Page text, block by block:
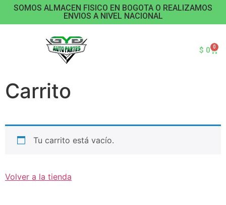
SOMOS ALMACEN FISICO EN BOGOTA O REALIZAMOS
ENVIOS A NIVEL NACIONAL
$ 0 0
Carrito
Tu carrito está vacío.
Volver a la tienda